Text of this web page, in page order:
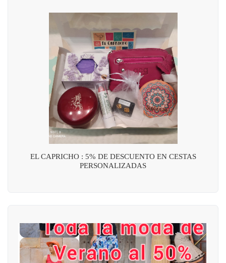
EL CAPRICHO : 5% DE DESCUENTO EN CESTAS
PERSONALIZADAS